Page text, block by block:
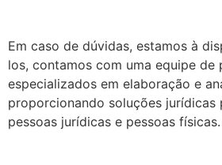
Em caso de dúvidas, estamos à
los, contamos com uma equipe de
especializados em elaboração e
proporcionando soluções jurídicas
pessoas jurídicas e pessoas físicas.